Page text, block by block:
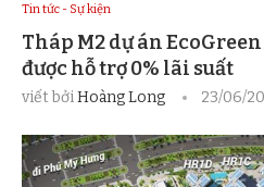
Tin tức - Sự kiện
Tháp M2 dự án
được hỗ trợ 0% lãi suất
viết bởiHoàng Long 23/06/